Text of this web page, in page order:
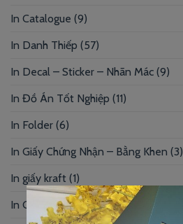
In Catalogue (9)
In Danh Thiếp (57)
In Decal – Sticker – Nhãn Mác (9)
In Đồ Án Tốt Nghiệp (11)
In Folder (6)
In Giấy Chứng Nhận – Bằng Khen (3)
In giấy kraft (1)
In Giấy Mỹ Thuật(1)